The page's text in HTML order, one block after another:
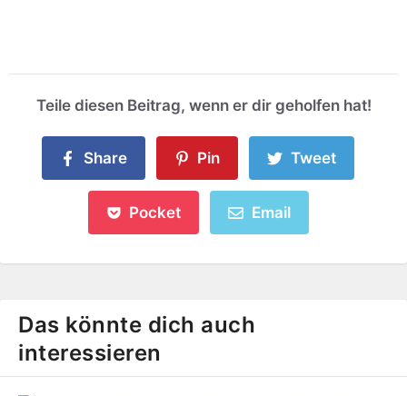
Teile diesen Beitrag, wenn er dir geholfen hat!
Share Pin Tweet
Pocket Email
Das könnte dich auch
interessieren